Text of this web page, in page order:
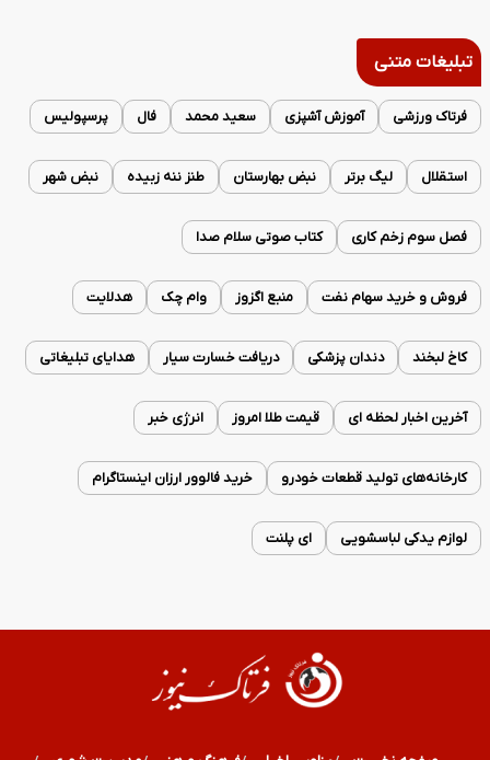
تبلیغات متنی
فرتاک ورزشی آموزش آشپزی سعید محمد فال پرسپولیس
استقلال لیگ برتر نبض بهارستان طنز ننه زبیده نبض شهر
فصل سوم زخم کاری کتاب صوتی سلام صدا
فروش و خرید سهام نفت منبع اگزوز وام چک هدلایت
کاخ لبخند دندان پزشکی دریافت خسارت سیار هدایای تبلیغاتی
آخرین اخبار لحظه ای قیمت طلا امروز انرژی خبر
کارخانه‌های تولید قطعات خودرو خرید فالوور ارزان اینستاگرام
لوازم یدکی لباسشویی ای پلنت